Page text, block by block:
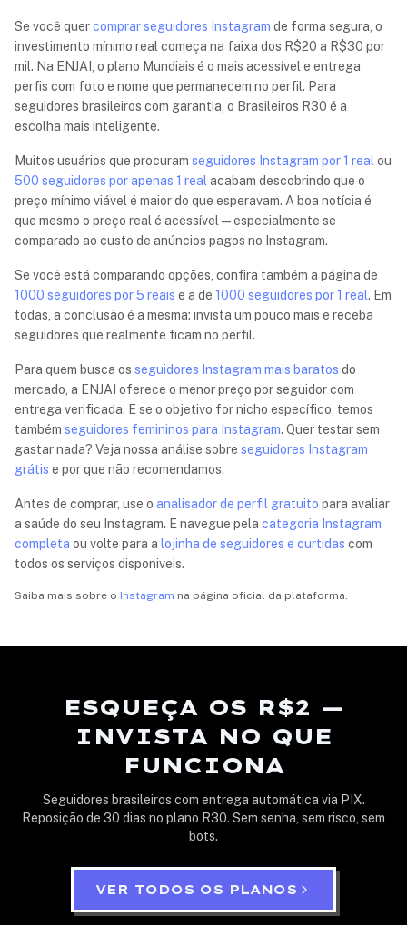
Se você quercomprar seguidores Instagram de forma segura, o
investimento mínimo real começa na faixa dos R$20 a R$30 por
mil. Na ENJAI, o plano Mundiais é o mais acessível e entrega
perfis com foto e nome que permanecem no perfil. Para
seguidores brasileiros com garantia, o Brasileiros R30 é a
escolha mais inteligente.
Muitos usuários que procuram seguidores Instagram por 1 real ou
500 seguidores por apenas 1 real acabam descobrindo que o
preço mínimo viável é maior do que esperavam. A boa notícia é
que mesmo o preço real é acessível — especialmente se
comparado ao custo de anúncios pagos no Instagram.
Se você está comparando opções, confira também a página de
1000 seguidores por 5 reais e a de 1000 seguidores por 1 real. Em
todas, a conclusão é a mesma: invista um pouco mais e receba
seguidores que realmente ficam no perfil.
Para quem busca os seguidores Instagram mais baratos do
mercado, a ENJAI oferece o menor preço por seguidor com
entrega verificada. E se o objetivo for nicho específico, temos
também seguidores femininos para Instagram. Quer testar sem
gastar nada? Veja nossa análise sobre seguidores Instagram
grátis e por que não recomendamos.
Antes de comprar, use o analisador de perfil gratuito para avaliar
a saúde do seu Instagram. E navegue pela categoria Instagram
completa ou volte para a lojinha de seguidores e curtidas com
todos os serviços disponiveis.
Saiba mais sobre o Instagram na página oficial da plataforma.
ESQUEÇA OS R$2 —
INVISTA NO QUE
FUNCIONA
Seguidores brasileiros com entrega automática via PIX.
Reposição de 30 dias no plano R30. Sem senha, sem risco, sem
bots.
VER TODOS OS PLANOS